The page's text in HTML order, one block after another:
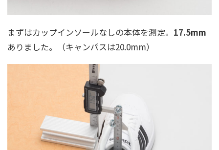
まずはカップインソールなしの本体を測定。 17.5mm
ありました。（キャンパスは20.0mm）